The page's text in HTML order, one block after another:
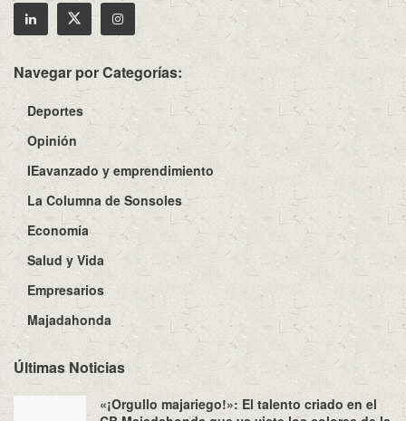
Navegar por Categorías:
Deportes
Opinión
IEavanzado y emprendimiento
La Columna de Sonsoles
Economía
Salud y Vida
Empresarios
Majadahonda
Últimas Noticias
«¡Orgullo majariego!»: El talento criado en el